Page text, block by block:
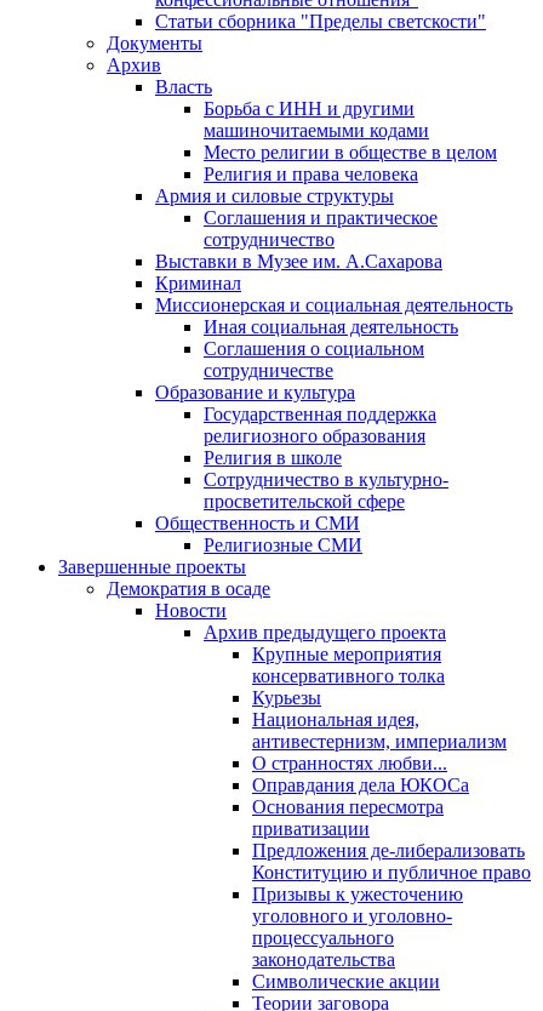
Статьи сборника "Пределы светскости"
Документы
Архив
Власть
Борьба с ИНН и другими
машиночитаемыми кодами
Место религии в обществе в целом
Религия и права человека
Армия и силовые структуры
Соглашения и практическое
сотрудничество
Выставки в Музее им. А.Сахарова
Криминал
Миссионерская и социальная деятельность
Иная социальная деятельность
Соглашения о социальном
сотрудничестве
Образование и культура
Государственная поддержка
религиозного образования
Религия в школе
Сотрудничество в культурно-
просветительской сфере
Общественность и СМИ
Религиозные СМИ
Завершенные проекты
Демократия в осаде
Новости
Архив предыдущего проекта
Крупные мероприятия
консервативного толка
Курьезы
Национальная идея,
антивестернизм, империализм
О странностях любви...
Оправдания дела ЮКОСа
Основания пересмотра
приватизации
Предложения де-либерализовать
Конституцию и публичное право
Призывы к ужесточению
уголовного и уголовно-
процессуального
законодательства
Символические акции
Теории заговора